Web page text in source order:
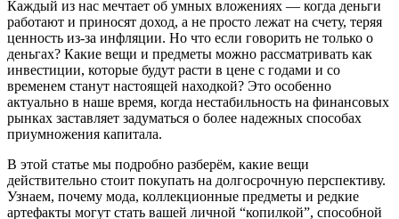
Каждый из нас мечтает об умных вложениях — когда деньги
работают и приносят доход, а не просто лежат на счету, теряя
ценность из-за инфляции. Но что если говорить не только о
деньгах? Какие вещи и предметы можно рассматривать как
инвестиции, которые будут расти в цене с годами и со
временем станут настоящей находкой? Это особенно
актуально в наше время, когда нестабильность на финансовых
рынках заставляет задуматься о более надежных способах
приумножения капитала.
В этой статье мы подробно разберём, какие вещи
действительно стоит покупать на долгосрочную перспективу.
Узнаем, почему мода, коллекционные предметы и редкие
артефакты могут стать вашей личной “копилкой”, способной